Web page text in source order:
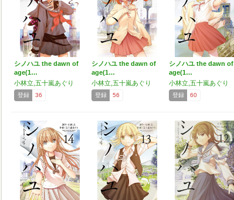
シノハユ the dawn of
age(1…
小林立,五十嵐あぐり
登録 36
シノハユ the dawn of
age(1…
小林立,五十嵐あぐり
登録 56
シノハユ the dawn of
age(1…
小林立,五十嵐あぐり
登録 60